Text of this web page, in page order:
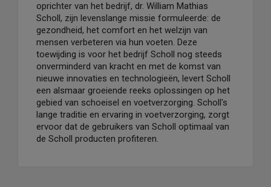
oprichter van het bedrijf, dr. William Mathias
Scholl, zijn levenslange missie formuleerde: de
gezondheid, het comfort en het welzijn van
mensen verbeteren via hun voeten. Deze
toewijding is voor het bedrijf Scholl nog steeds
onverminderd van kracht en met de komst van
nieuwe innovaties en technologieën, levert Scholl
een alsmaar groeiende reeks oplossingen op het
gebied van schoeisel en voetverzorging. Scholl's
lange traditie en ervaring in voetverzorging, zorgt
ervoor dat de gebruikers van Scholl optimaal van
de Scholl producten profiteren.